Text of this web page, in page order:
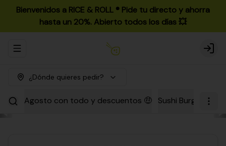
Bienvenidos a RICE & ROLL ®️ Pide tu directo y ahorra
hasta un 20%. Abierto todos los días 💥
Abrir menu de navegación Login
¿Dónde quieres pedir?
Agosto con todo y descuentos 🤑 Sushi Burgers